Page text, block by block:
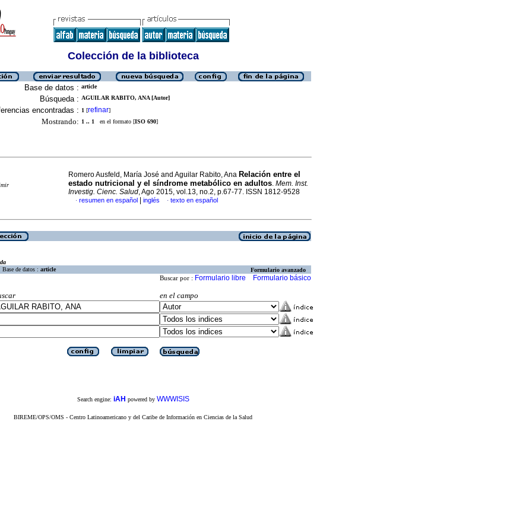
Colección de la biblioteca
Base de datos : article
Búsqueda : AGUILAR RABITO, ANA [Autor]
encontradas : 1 [refinar]
Mostrando: 1 .. 1 en el formato [ISO 690]
Romero Ausfeld, María José and Aguilar Rabito, Ana Relación entre el
estado nutricional y el síndrome metabólico en adultos. Mem. Inst.
Investig. Cienc. Salud, Ago 2015, vol.13, no.2, p.67-77. ISSN 1812-9528
· resumen en español inglés · texto en español
Base de datos : article Formulario avanzado
Buscar por : Formulario libre Formulario básico
en el campo
Search engine: iAH powered by WWWISIS
BIREME/OPS/OMS - Centro Latinoamericano y del Caribe de Información en Ciencias de la Salud